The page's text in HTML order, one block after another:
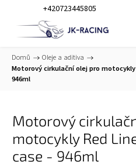
+420723445805
Domů / Oleje a aditiva /
Motorový cirkulační olej pro
946ml
Motorový
motocykly Red
case - 946ml